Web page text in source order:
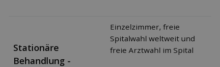
Stationäre
Behandlung -
Einzelzimmer, freie
Spitalwahl weltweit und
freie Arztwahl im Spital